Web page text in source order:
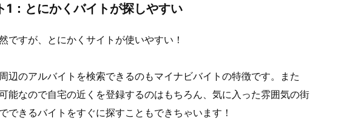
1：とにかくバイトが探しやすい
ですが、とにかくサイトが使いやすい！
辺のアルバイトを検索できるのもマイナビバイトの特徴です。また
能なので自宅の近くを登録するのはもちろん、気に入った雰囲気の街
できるバイトをすぐに探すこともできちゃいます！